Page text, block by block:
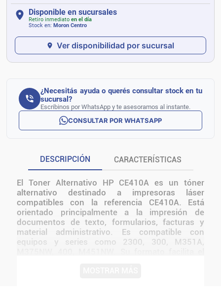
Disponible en sucursales
Retiro inmediato en el día
Stock en: Moron Centro
Ver disponibilidad por sucursal
¿Necesitás ayuda o querés consultar stock en tu
sucursal?
Escribinos por WhatsApp y te asesoramos al instante.
CONSULTAR POR WHATSAPP
DESCRIPCIÓN CARACTERÍSTICAS
El Toner Alternativo HP CE410A es un tóner
alternativo destinado a impresoras láser
compatibles con la referencia CE410A. Está
orientado principalmente a la impresión de
documentos de texto, formularios, facturas y
material administrativo. Es compatible con
equipos y series como 2300, 300, M351A,